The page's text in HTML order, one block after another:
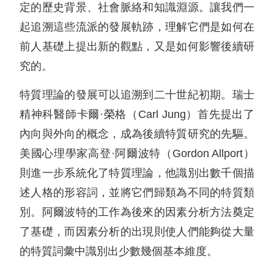
定的歷史背景、社會脈絡和知識淵源。讓我們一
起追溯這些流派的發展軌跡，理解它們是如何在
前人基礎上提出新的觀點，又是如何影響後續研
究的。
特質理論的發展可以追溯到二十世紀初期。瑞士
精神科醫師卡爾·榮格（Carl Jung）首先提出了
內向與外向的概念，成為後續特質研究的先驅。
美國心理學家高登·阿爾波特（Gordon Allport）
則進一步系統化了特質理論，他識別出數千個描
述人格的形容詞，並將它們歸類為不同的特質類
別。阿爾波特的工作為後來的因素分析方法奠定
了基礎，而因素分析的出現則使人們能夠從大量
的特質詞彙中識別出少數幾個基本維度。